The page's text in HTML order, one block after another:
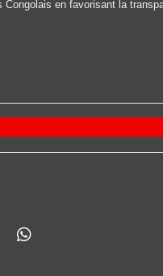
Congolais en favorisant la